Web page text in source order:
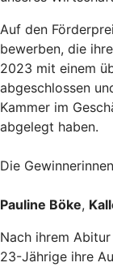
Auf den
bewerben, die
2023 mit einem
abgeschlossen
Kammer im
abgelegt haben.
Die
Pauline Böke,
Nach ihrem
23-Jährige ihre